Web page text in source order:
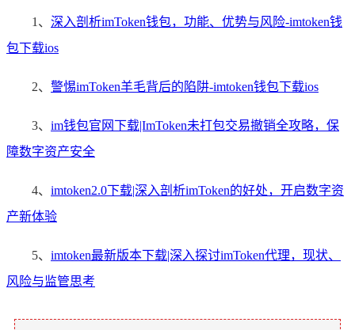
1、 深入剖析imToken钱包，功能、优势与风险-imtoken钱
包下载ios
2、 警惕imToken羊毛背后的陷阱-imtoken钱包下载ios
3、 im钱包官网下载|ImToken未打包交易撤销全攻略，保
障数字资产安全
4、 imtoken2.0下载|深入剖析imToken的好处，开启数字资
产新体验
5、 imtoken最新版本下载|深入探讨imToken代理，现状、
风险与监管思考